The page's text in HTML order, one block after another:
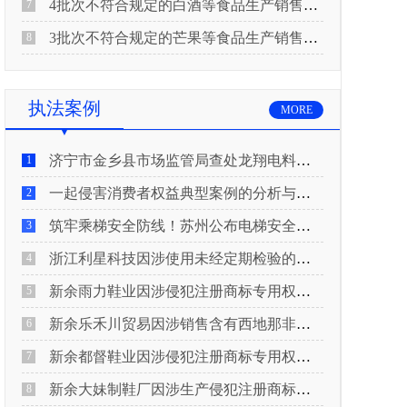
7 4批次不符合规定的白酒等食品生产销售企业被重庆市市场监督管理局通告！
8 3批次不符合规定的芒果等食品生产销售企业被长治市屯留区市场监督管理局公告！
执法案例 MORE
1 济宁市金乡县市场监管局查处龙翔电料批发部非法销售电线电缆案
2 一起侵害消费者权益典型案例的分析与启示
3 筑牢乘梯安全防线！苏州公布电梯安全领域典型案例
4 浙江利星科技因涉使用未经定期检验的压力管道被查
5 新余雨力鞋业因涉侵犯注册商标专用权被查
6 新余乐禾川贸易因涉销售含有西地那非的保健食品被查
7 新余都督鞋业因涉侵犯注册商标专用权被查
8 新余大妹制鞋厂因涉生产侵犯注册商标专用权的产品被查